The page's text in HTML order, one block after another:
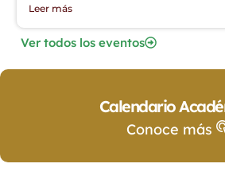
Leer más
Ver todos los eventos
Calendario
Conoce más